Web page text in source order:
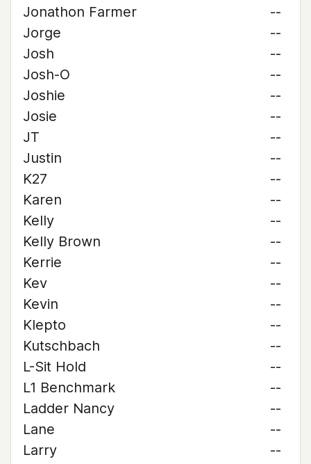
Jonathon Farmer
--
Jorge
--
Josh
--
Josh-O
--
Joshie
--
Josie
--
JT
--
Justin
--
K27
--
Karen
--
Kelly
--
Kelly Brown
--
Kerrie
--
Kev
--
Kevin
--
Klepto
--
Kutschbach
--
L-Sit Hold
--
L1 Benchmark
--
Ladder Nancy
--
Lane
--
Larry
--